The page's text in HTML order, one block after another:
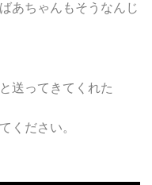
あちゃんもそうなんじ
と送ってきてくれた
ください。